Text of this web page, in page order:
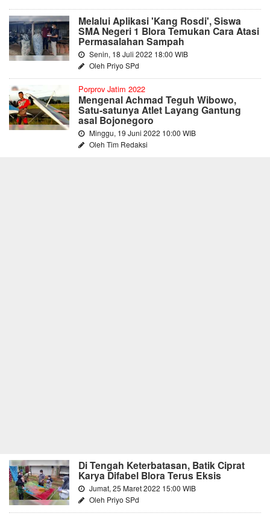
Melalui Aplikasi 'Kang Rosdi', Siswa
SMA Negeri 1 Blora Temukan Cara Atasi
Permasalahan Sampah
Senin, 18 Juli 2022 18:00 WIB
Oleh Priyo SPd
Porprov Jatim 2022
Mengenal Achmad Teguh Wibowo,
Satu-satunya Atlet Layang Gantung
asal Bojonegoro
Minggu, 19 Juni 2022 10:00 WIB
Oleh Tim Redaksi
Di Tengah Keterbatasan, Batik Ciprat
Karya Difabel Blora Terus Eksis
Jumat, 25 Maret 2022 15:00 WIB
Oleh Priyo SPd